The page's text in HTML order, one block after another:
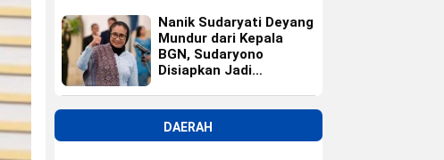
Nanik Sudaryati Deyang
Mundur dari Kepala
BGN, Sudaryono
Disiapkan Jadi
DAERAH